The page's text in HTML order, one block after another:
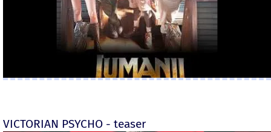
VICTORIAN PSYCHO - teaser